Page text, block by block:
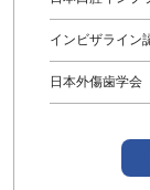
インビザライン
日本外傷歯学会